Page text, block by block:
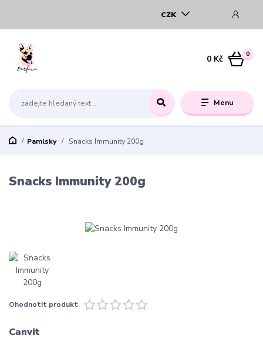
Menu
CZK
0
0 Kč
Pamlsky Snacks Immunity 200g
Snacks Immunity 200g
Ohodnotit produkt
Canvit